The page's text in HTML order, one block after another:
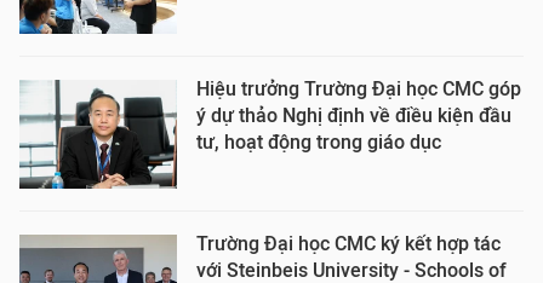
Hiệu trưởng Trường Đại học CMC góp
ý dự thảo Nghị định về điều kiện đầu
tư, hoạt động trong giáo dục
Trường Đại học CMC ký kết hợp tác
với Steinbeis University - Schools of